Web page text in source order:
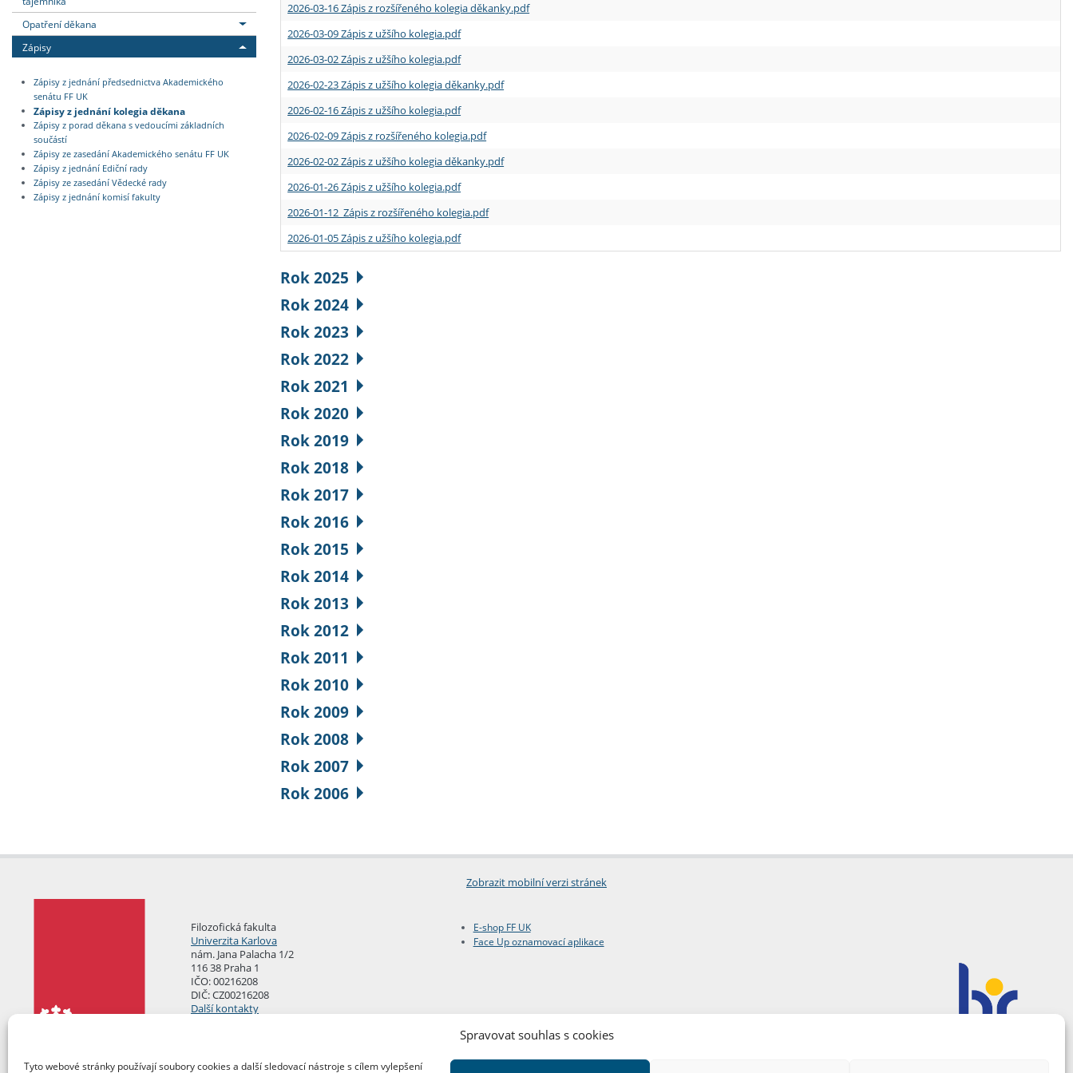
Spravovat souhlas s cookies
Tyto webové stránky používají soubory cookies a další sledovací nástroje s cílem vylepšení
Opatření děkana
Zápisy
Zápisy z jednání předsednictva Akademického
senátu FF UK
Zápisy z jednání kolegia děkana
Zápisy z porad děkana s vedoucími základních
součástí
Zápisy ze zasedání Akademického senátu FF UK
Zápisy z jednání Ediční rady
Zápisy ze zasedání Vědecké rady
Zápisy z jednání komisí fakulty
2026-03-16 Zápis z rozšířeného kolegia děkanky.pdf
2026-03-09 Zápis z užšího kolegia.pdf
2026-03-02 Zápis z užšího kolegia.pdf
2026-02-23 Zápis z užšího kolegia děkanky.pdf
2026-02-16 Zápis z užšího kolegia.pdf
2026-02-09 Zápis z rozšířeného kolegia.pdf
2026-02-02 Zápis z užšího kolegia děkanky.pdf
2026-01-26 Zápis z užšího kolegia.pdf
2026-01-12 Zápis z rozšířeného kolegia.pdf
2026-01-05 Zápis z užšího kolegia.pdf
Rok 2025
Rok 2024
Rok 2023
Rok 2022
Rok 2021
Rok 2020
Rok 2019
Rok 2018
Rok 2017
Rok 2016
Rok 2015
Rok 2014
Rok 2013
Rok 2012
Rok 2011
Rok 2010
Rok 2009
Rok 2008
Rok 2007
Rok 2006
Zobrazit mobilní verzi stránek
Filozofická fakulta
Univerzita Karlova
nám. Jana Palacha 1/2
116 38 Praha 1
IČO: 00216208
DIČ: CZ00216208
Další kontakty
E-shop FF UK
Face Up oznamovací aplikace